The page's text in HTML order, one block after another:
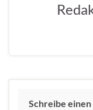
Schreibe